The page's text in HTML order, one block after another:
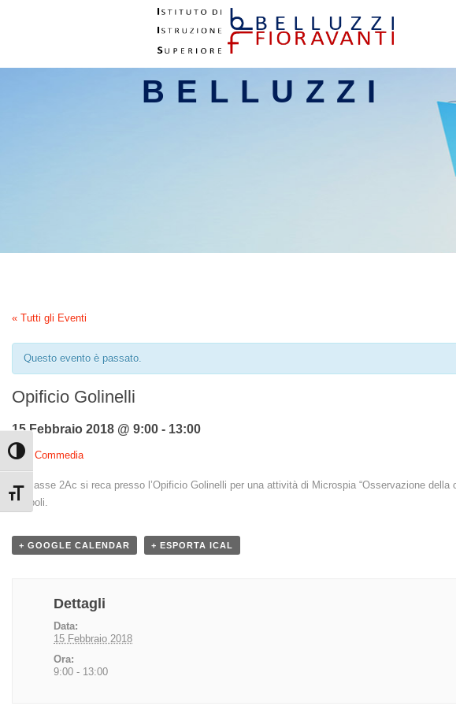
Attiva/disattiva alto contrasto
Attiva/disattiva dimensione testo
BELLUZZI
« Tutti gli Eventi
Questo evento è passato.
Opificio Golinelli
15 Febbraio 2018 @ 9:00 - 13:00
« La Commedia
La classe 2Ac si reca presso l’Opificio Golinelli per una attività di Microspia “Osservazione
Zappoli.
+ GOOGLE CALENDAR + ESPORTA ICAL
Dettagli
Data:
15 Febbraio 2018
Ora:
9:00 - 13:00